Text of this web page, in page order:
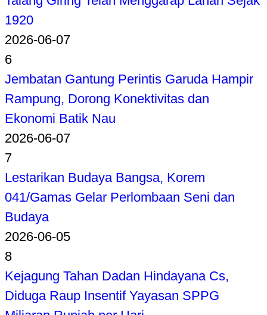
1920
2026-06-07
6
Jembatan Gantung Perintis Garuda Hampir
Rampung, Dorong Konektivitas dan
Ekonomi Batik Nau
2026-06-07
7
Lestarikan Budaya Bangsa, Korem
041/Gamas Gelar Perlombaan Seni dan
Budaya
2026-06-05
8
Kejagung Tahan Dadan Hindayana Cs,
Diduga Raup Insentif Yayasan SPPG